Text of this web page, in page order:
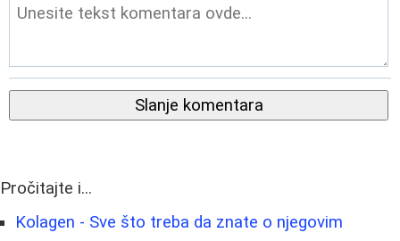
Slanje komentara
Pročitajte i...
Kolagen - Sve što treba da znate o njegovim